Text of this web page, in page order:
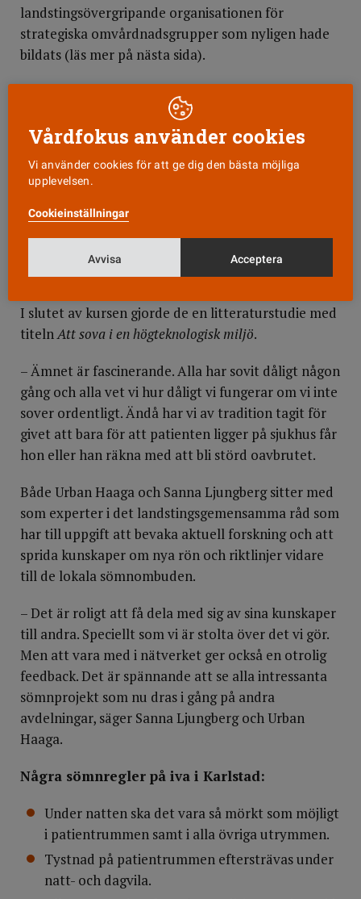
landstingsövergripande organisationen för
strategiska omvårdnadsgrupper som nyligen hade
bildats (läs mer på nästa sida).
har ett stort antal avdelningar på lasaretten i
Karlstad, Arvika och Torsby kontrakterade
sömnombud.
– Och de som inte har det vet vart de ska vända sig
om de vill starta egna sömn- och vilaprojekt, säger
sjuksköterskan Urban Haaga, sömnombud på
avdelning 34.
Urban Haagas intresse för sömn började i samband
I slutet av kursen gjorde de en litteraturstudie med
titelnAtt sova i en högteknologisk miljö.
– Ämnet är fascinerande. Alla har sovit dåligt någon
gång och alla vet vi hur dåligt vi fungerar om vi inte
sover ordentligt. Ändå har vi av tradition tagit för
givet att bara för att patienten ligger på sjukhus får
hon eller han räkna med att bli störd oavbrutet.
Både Urban Haaga och Sanna Ljungberg sitter med
som experter i det landstingsgemensamma råd som
har till uppgift att bevaka aktuell forskning och att
sprida kunskaper om nya rön och riktlinjer vidare
till de lokala sömnombuden.
– Det är roligt att få dela med sig av sina kunskaper
till andra. Speciellt som vi är stolta över det vi gör.
Men att vara med i nätverket ger också en otrolig
feedback. Det är spännande att se alla intressanta
sömnprojekt som nu dras i gång på andra
avdelningar, säger Sanna Ljungberg och Urban
Haaga.
Några sömnregler på iva i Karlstad:
Under natten ska det vara så mörkt som möjligt
i patientrummen samt i alla övriga utrymmen.
Tystnad på patientrummen eftersträvas under
natt- och dagvila.
Vårdfokus använder cookies
Vi använder cookies för att ge dig den bästa möjliga
upplevelsen.
Cookieinställningar
Avvisa Acceptera